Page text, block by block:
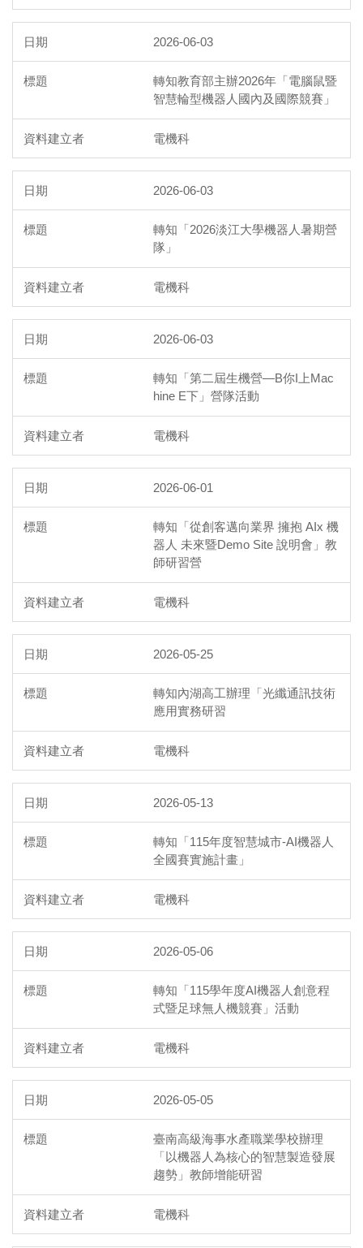
2026-06-03
轉知教育部主辦2026年「電腦鼠暨
智慧輪型機器人國內及國際競賽」
電機科
2026-06-03
轉知「2026淡江大學機器人暑期營
隊」
電機科
2026-06-03
轉知「第二屆生機營—B你I上Mac
hine E下」營隊活動
電機科
2026-06-01
轉知「從創客邁向業界 擁抱 AIx 機
器人 未來暨Demo Site 說明會」教
師研習營
電機科
2026-05-25
轉知內湖高工辦理「光纖通訊技術
應用實務研習
電機科
2026-05-13
轉知「115年度智慧城市-AI機器人
全國賽實施計畫」
電機科
2026-05-06
轉知「115學年度AI機器人創意程
式暨足球無人機競賽」活動
電機科
2026-05-05
臺南高級海事水產職業學校辦理
「以機器人為核心的智慧製造發展
趨勢」教師增能研習
電機科